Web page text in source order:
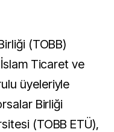
(TOBB)
İslam Ticaret ve
üyeleriyle
Birliği
(TOBB ETÜ),